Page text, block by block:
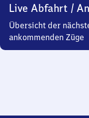
Live Abfahrt /
Übersicht der
ankommenden Züge